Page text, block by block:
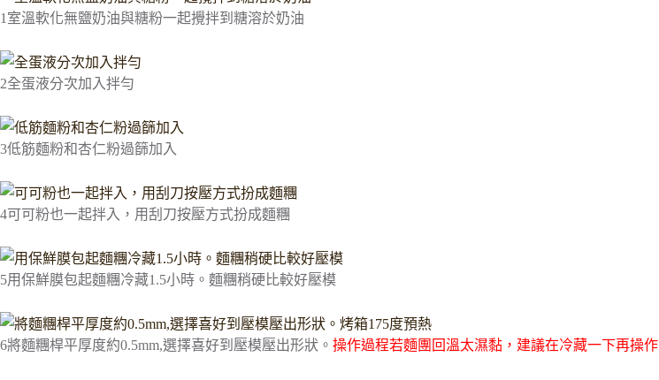
1 室溫軟化無鹽奶油與糖粉一起攪拌到糖溶於奶油
2全蛋液分次加入拌勻
3低筋麵粉和杏仁粉過篩加入
4可可粉也一起拌入，用刮刀按壓方式扮成麵糰
5用保鮮膜包起麵糰冷藏1.5小時。麵糰稍硬比較好壓模
6將麵糰桿平厚度約0.5mm,選擇喜好到壓模壓出形狀。 操作過程若麵團回溫太濕黏，建議在冷藏一下再操作